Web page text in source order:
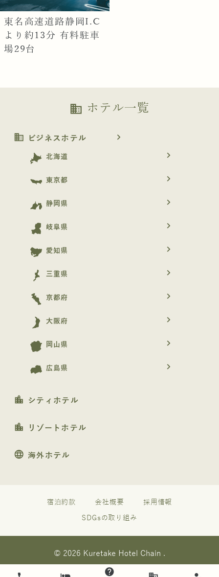
東名高速道路静岡I.C
より約13分 有料駐車
場29台
business ホテル一覧
business ビジネスホテル navigate_next
北海道 navigate_next
東京都 navigate_next
静岡県 navigate_next
岐阜県 navigate_next
愛知県 navigate_next
三重県 navigate_next
京都府 navigate_next
大阪府 navigate_next
岡山県 navigate_next
広島県 navigate_next
location_city シティホテル
location_city リゾートホテル
language 海外ホテル
宿泊約款 会社概要 採用情報
SDGsの取り組み
© 2026 Kuretake Hotel Chain .
help